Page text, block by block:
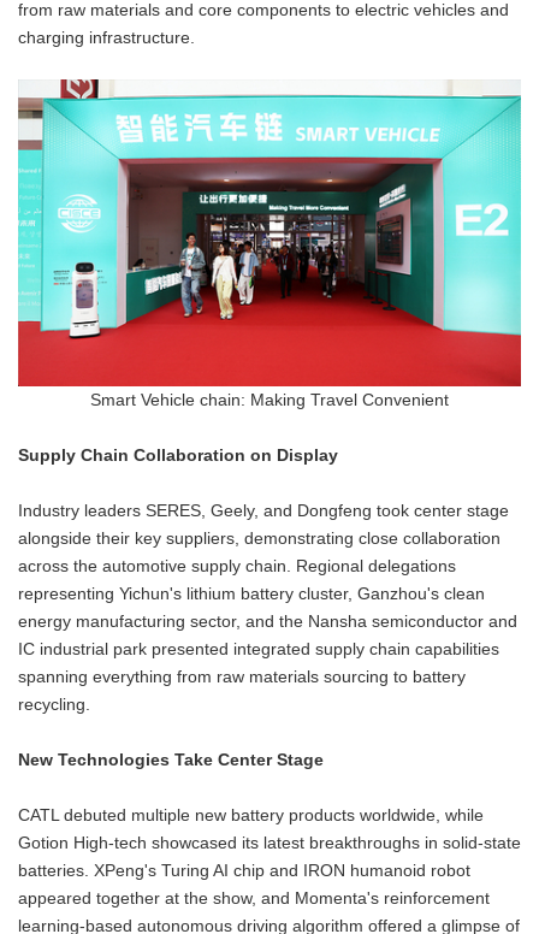
from raw materials and core components to electric vehicles and
charging infrastructure.
Smart Vehicle chain: Making Travel Convenient
Supply Chain Collaboration on Display
Industry leaders SERES, Geely, and Dongfeng took center stage
alongside their key suppliers, demonstrating close collaboration
across the automotive supply chain. Regional delegations
representing Yichun's lithium battery cluster, Ganzhou's clean
energy manufacturing sector, and the Nansha semiconductor and
IC industrial park presented integrated supply chain capabilities
spanning everything from raw materials sourcing to battery
recycling.
New Technologies Take Center Stage
CATL debuted multiple new battery products worldwide, while
Gotion High-tech showcased its latest breakthroughs in solid-state
batteries. XPeng's Turing AI chip and IRON humanoid robot
appeared together at the show, and Momenta's reinforcement
learning-based autonomous driving algorithm offered a glimpse of